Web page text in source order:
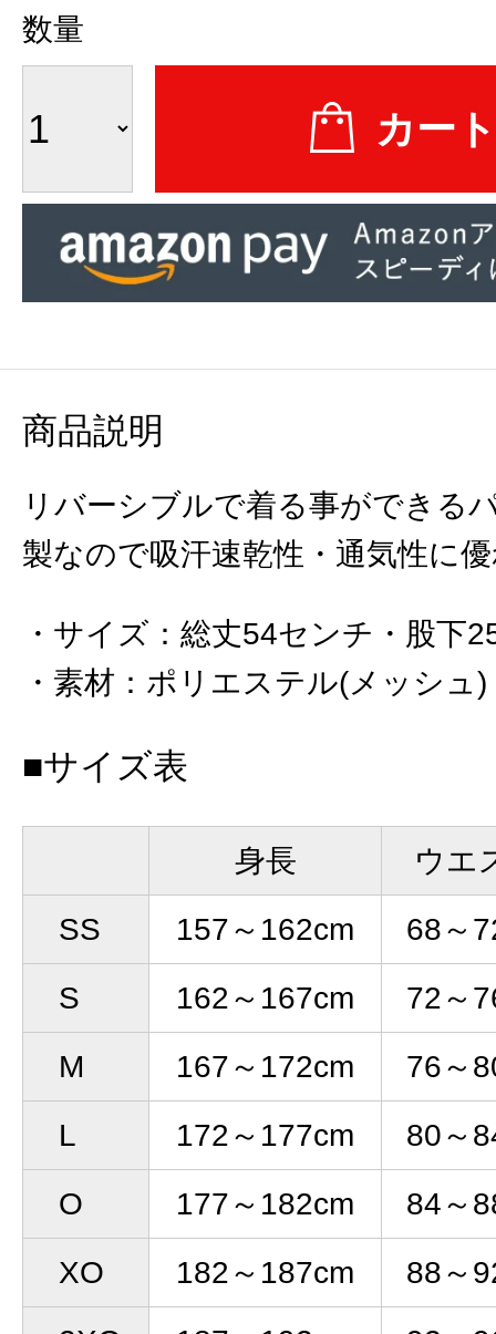
数量
商品説明
リバーシブルで着る事ができる
製なので吸汗速乾性・通気性に
サイズ ： 総丈54センチ・股下
素材 ： ポリエステル(メッシュ)
■サイズ表
身長
ウエ
SS
157～162cm
68～
S
162～167cm
72～
M
167～172cm
76～
L
172～177cm
80～
O
177～182cm
84～
XO
182～187cm
88～